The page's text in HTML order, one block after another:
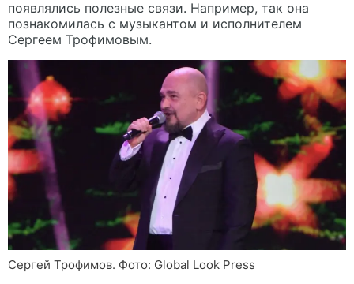
появлялись полезные связи. Например, так она
познакомилась с музыкантом и исполнителем
Сергеем Трофимовым.
Сергей Трофимов. Фото: Global Look Press